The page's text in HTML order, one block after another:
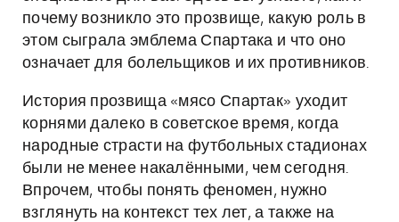
почему возникло это прозвище, какую роль в
этом сыграла эмблема Спартака и что оно
означает для болельщиков и их противников.
История прозвища «мясо Спартак» уходит
корнями далеко в советское время, когда
народные страсти на футбольных стадионах
были не менее накалёнными, чем сегодня.
Впрочем, чтобы понять феномен, нужно
взглянуть на контекст тех лет, а также на